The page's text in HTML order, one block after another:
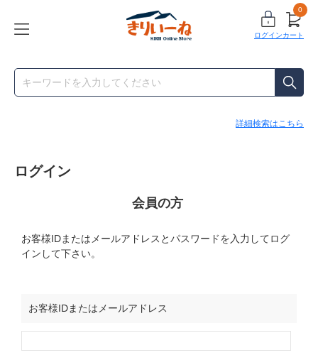
ログイン
0
カート
詳細検索はこちら
ログイン
会員の方
お客様IDまたはメールアドレス とパスワードを入力してログ
インして下さい。
お客様IDまたはメールアドレス